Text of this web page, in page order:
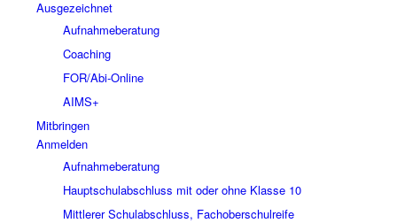
Ausgezeichnet
Aufnahmeberatung
Coaching
FOR/Abi-Online
AIMS+
Mitbringen
Anmelden
Aufnahmeberatung
Hauptschulabschluss mit oder ohne Klasse 10
Mittlerer Schulabschluss, Fachoberschulreife